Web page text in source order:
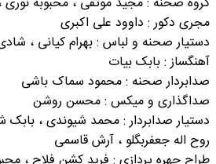
گروه صحنه : مجید موثقی ، محبوبه نوری
مجری دکور : داوود علی اکبری
دستیار صحنه و لباس : بهرام کیانی ،
آهنگساز : بابک بیات
صدابردار صحنه : محمود سماک باشی
صداگذاری و میکس : محسن روشن
دستیار صدابردار : محمد شیوندی ، بابک
روح اله جعفربگلو ، آرش قاسمی